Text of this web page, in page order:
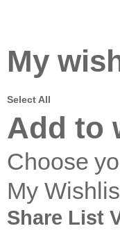
My
Select All
Add to
Choose
My
Share List